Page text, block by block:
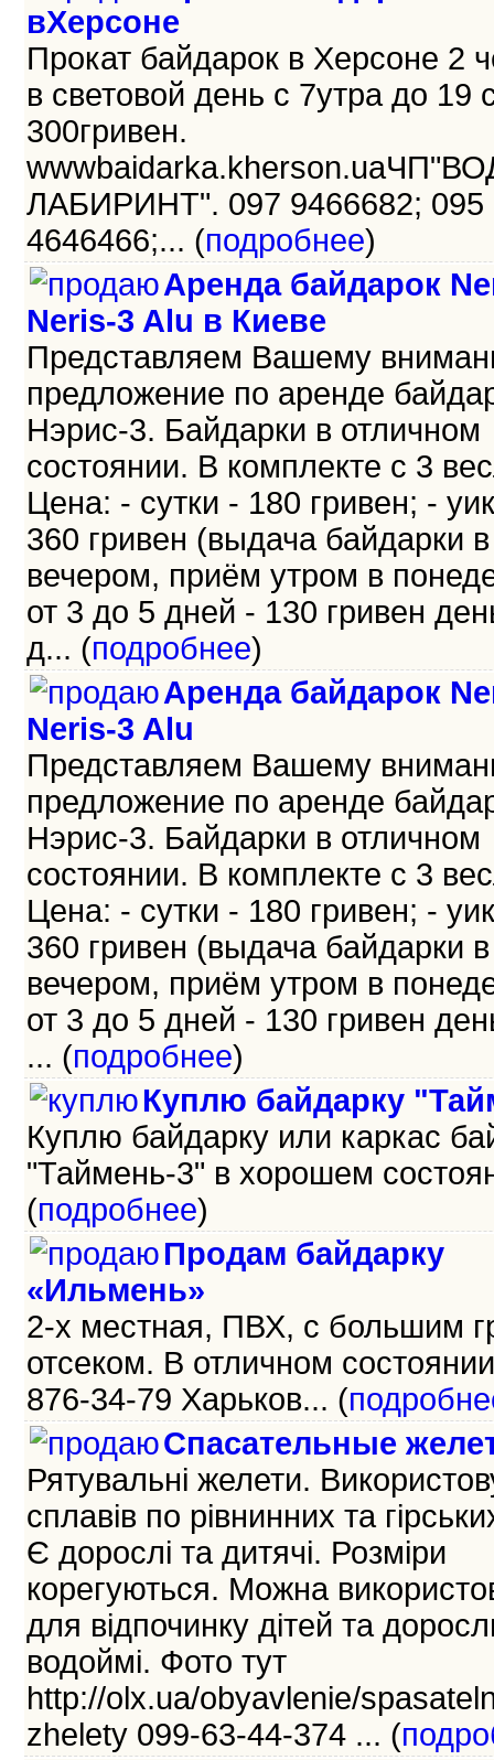
вХерсоне
Прокат байдарок в Херсоне 2
в световой день с 7утра до 19
300гривен.
ЛАБИРИНТ". 097 9466682; 095
4646466;... (подробнее)
Аренда байдарок
Neris-3 Alu в Киеве
Представляем Вашему
предложение по аренде
Нэрис-3. Байдарки в отличном
состоянии. В комплекте с 3
Цена: - сутки - 180 гривен; -
360 гривен (выдача байдарки
вечером, приём утром в
от 3 до 5 дней - 130 гривен
д... (подробнее)
Аренда байдарок
Neris-3 Alu
Представляем Вашему
предложение по аренде
Нэрис-3. Байдарки в отличном
состоянии. В комплекте с 3
Цена: - сутки - 180 гривен; -
360 гривен (выдача байдарки
вечером, приём утром в
от 3 до 5 дней - 130 гривен
... (подробнее)
Куплю байдарку
Куплю байдарку или каркас
"Таймень-3" в хорошем
(подробнее)
Продам байдарку
«Ильмень»
2-х местная, ПВХ, с большим
отсеком. В отличном
876-34-79 Харьков... (
Спасательные
Рятувальні желети.
сплавів по рівнинних та
Є дорослі та дитячі. Розміри
корегуються. Можна
для відпочинку дітей та
водоймі. Фото тут
http://olx.ua/obyavlenie/
zhelety 099-63-44-374 ... (